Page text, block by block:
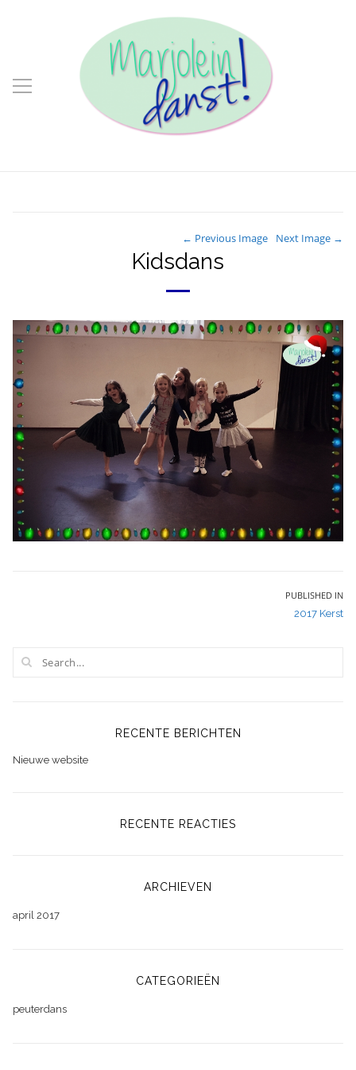
← Previous Image Next Image →
Kidsdans
PUBLISHED IN
2017 Kerst
RECENTE BERICHTEN
Nieuwe website
RECENTE REACTIES
ARCHIEVEN
april 2017
CATEGORIEËN
peuterdans